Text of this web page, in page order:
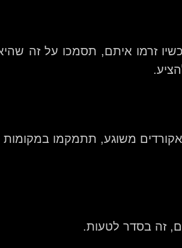
זרמו איתם, תסמכו על זה
משוגע, תתמקמו
זה בסדר לטעות.